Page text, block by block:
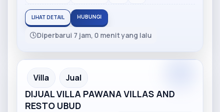
LIHAT DETAIL HUBUNGI
Diperbarui 7 jam, 0 menit yang lalu
Partner Ad
Villa Jual
DIJUAL VILLA PAWANA VILLAS AND
RESTO UBUD